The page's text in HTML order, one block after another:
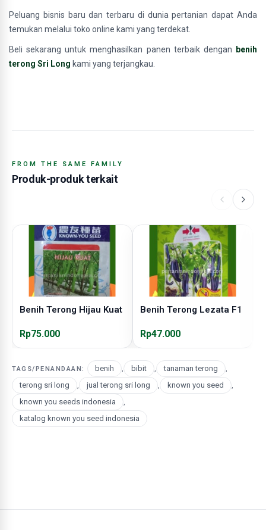
Peluang bisnis baru dan terbaru di dunia pertanian dapat Anda
temukan melalui toko online kami yang terdekat.
Beli sekarang untuk menghasilkan panen terbaik dengan
benih
terong Sri Long kami yang terjangkau.
FROM THE SAME FAMILY
Produk-produk terkait
Benih Terong Hijau Kuat
Rp75.000
Benih Terong Lezata F1
Rp47.000
TAGS/PENANDAAN: benih , bibit , tanaman terong
,
terong sri long
, jual terong sri long , known you seed
,
known you seeds indonesia
,
katalog known you seed indonesia